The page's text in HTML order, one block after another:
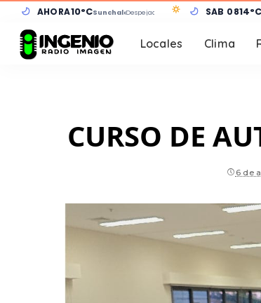
AHORA10°CSunchalesDespejado SÁB 0814°C
Locales Clima
CURSO DE
6 de